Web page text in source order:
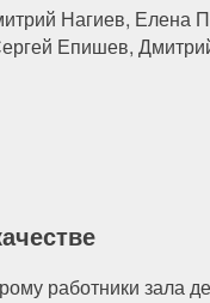
Нагиев, Елена
Епишев,
работники зала